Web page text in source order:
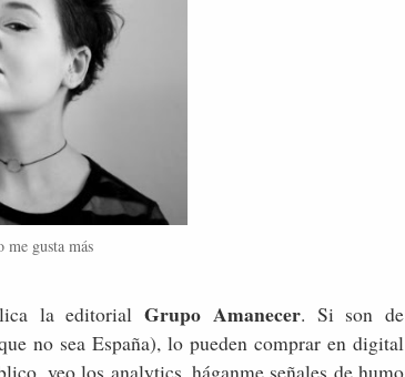
me gusta más
la editorialGrupo Amanecer. Si son de
no sea España), lo pueden comprar en digital
veo los analytics, háganme señales de humo